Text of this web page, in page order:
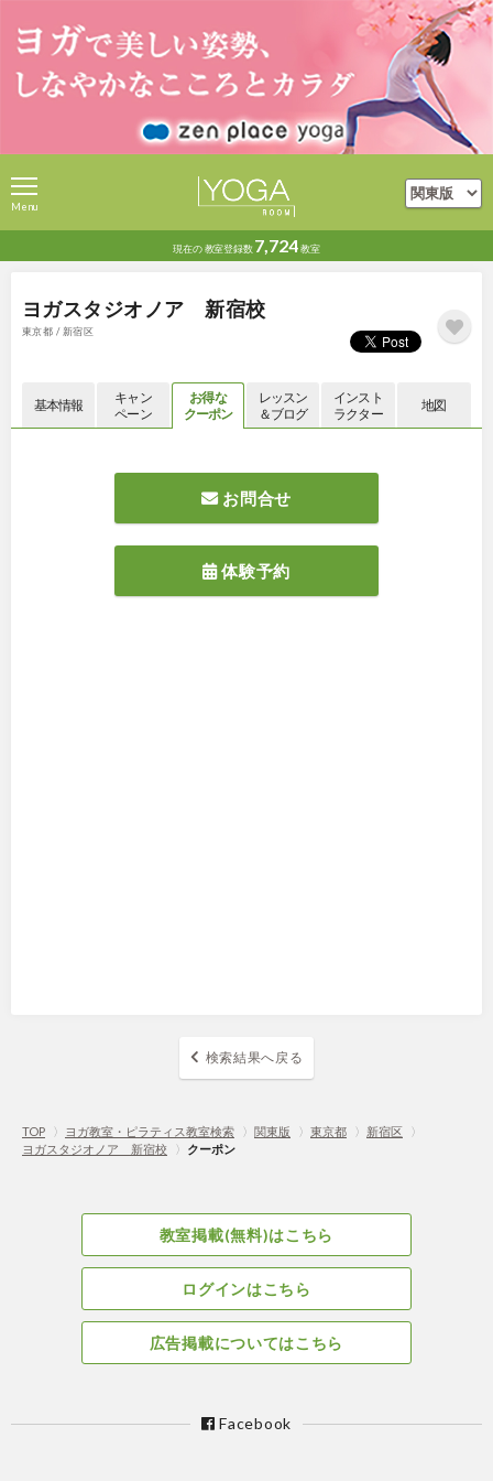
現在の教室登録数 7,724教室
Menu
ヨガスタジオノア 新宿校
東京都 / 新宿区
基本情報
キャン
ペーン
お得な
クーポン
レッスン
＆ブログ
インスト
ラクター
地図
お問合せ
体験予約
検索結果へ戻る
TOP 〉 ヨガ教室・ピラティス教室検索 〉 関東版 〉 東京都 〉 新宿区
〉
ヨガスタジオノア 新宿校
〉 クーポン
教室掲載(無料)はこちら
ログインはこちら
広告掲載についてはこちら
Facebook